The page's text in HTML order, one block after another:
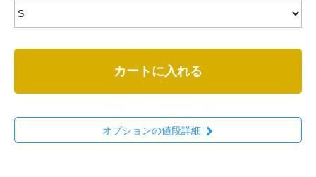
カートに入れる
オプションの値段詳細